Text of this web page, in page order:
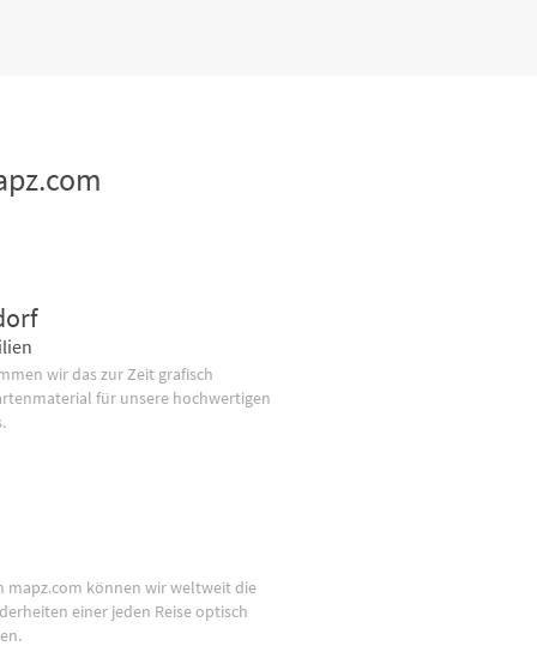
wir das zur Zeit grafisch
für unsere hochwertigen
mapz.com können wir weltweit die
einer jeden Reise optisch